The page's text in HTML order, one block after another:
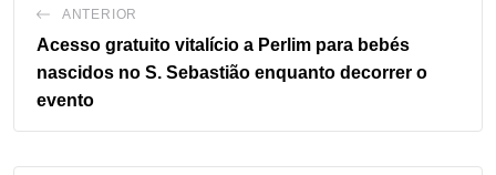
ANTERIOR
Acesso gratuito vitalício a Perlim para bebés
nascidos no S. Sebastião enquanto decorrer o
evento